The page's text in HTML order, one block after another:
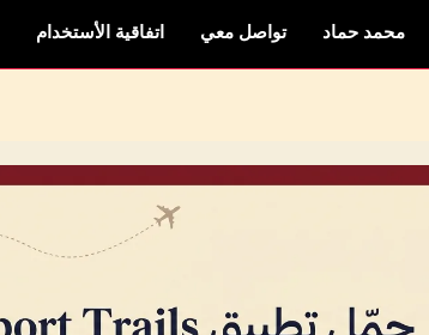
محمد حماد تواصل معي اتفاقية الأستخدام